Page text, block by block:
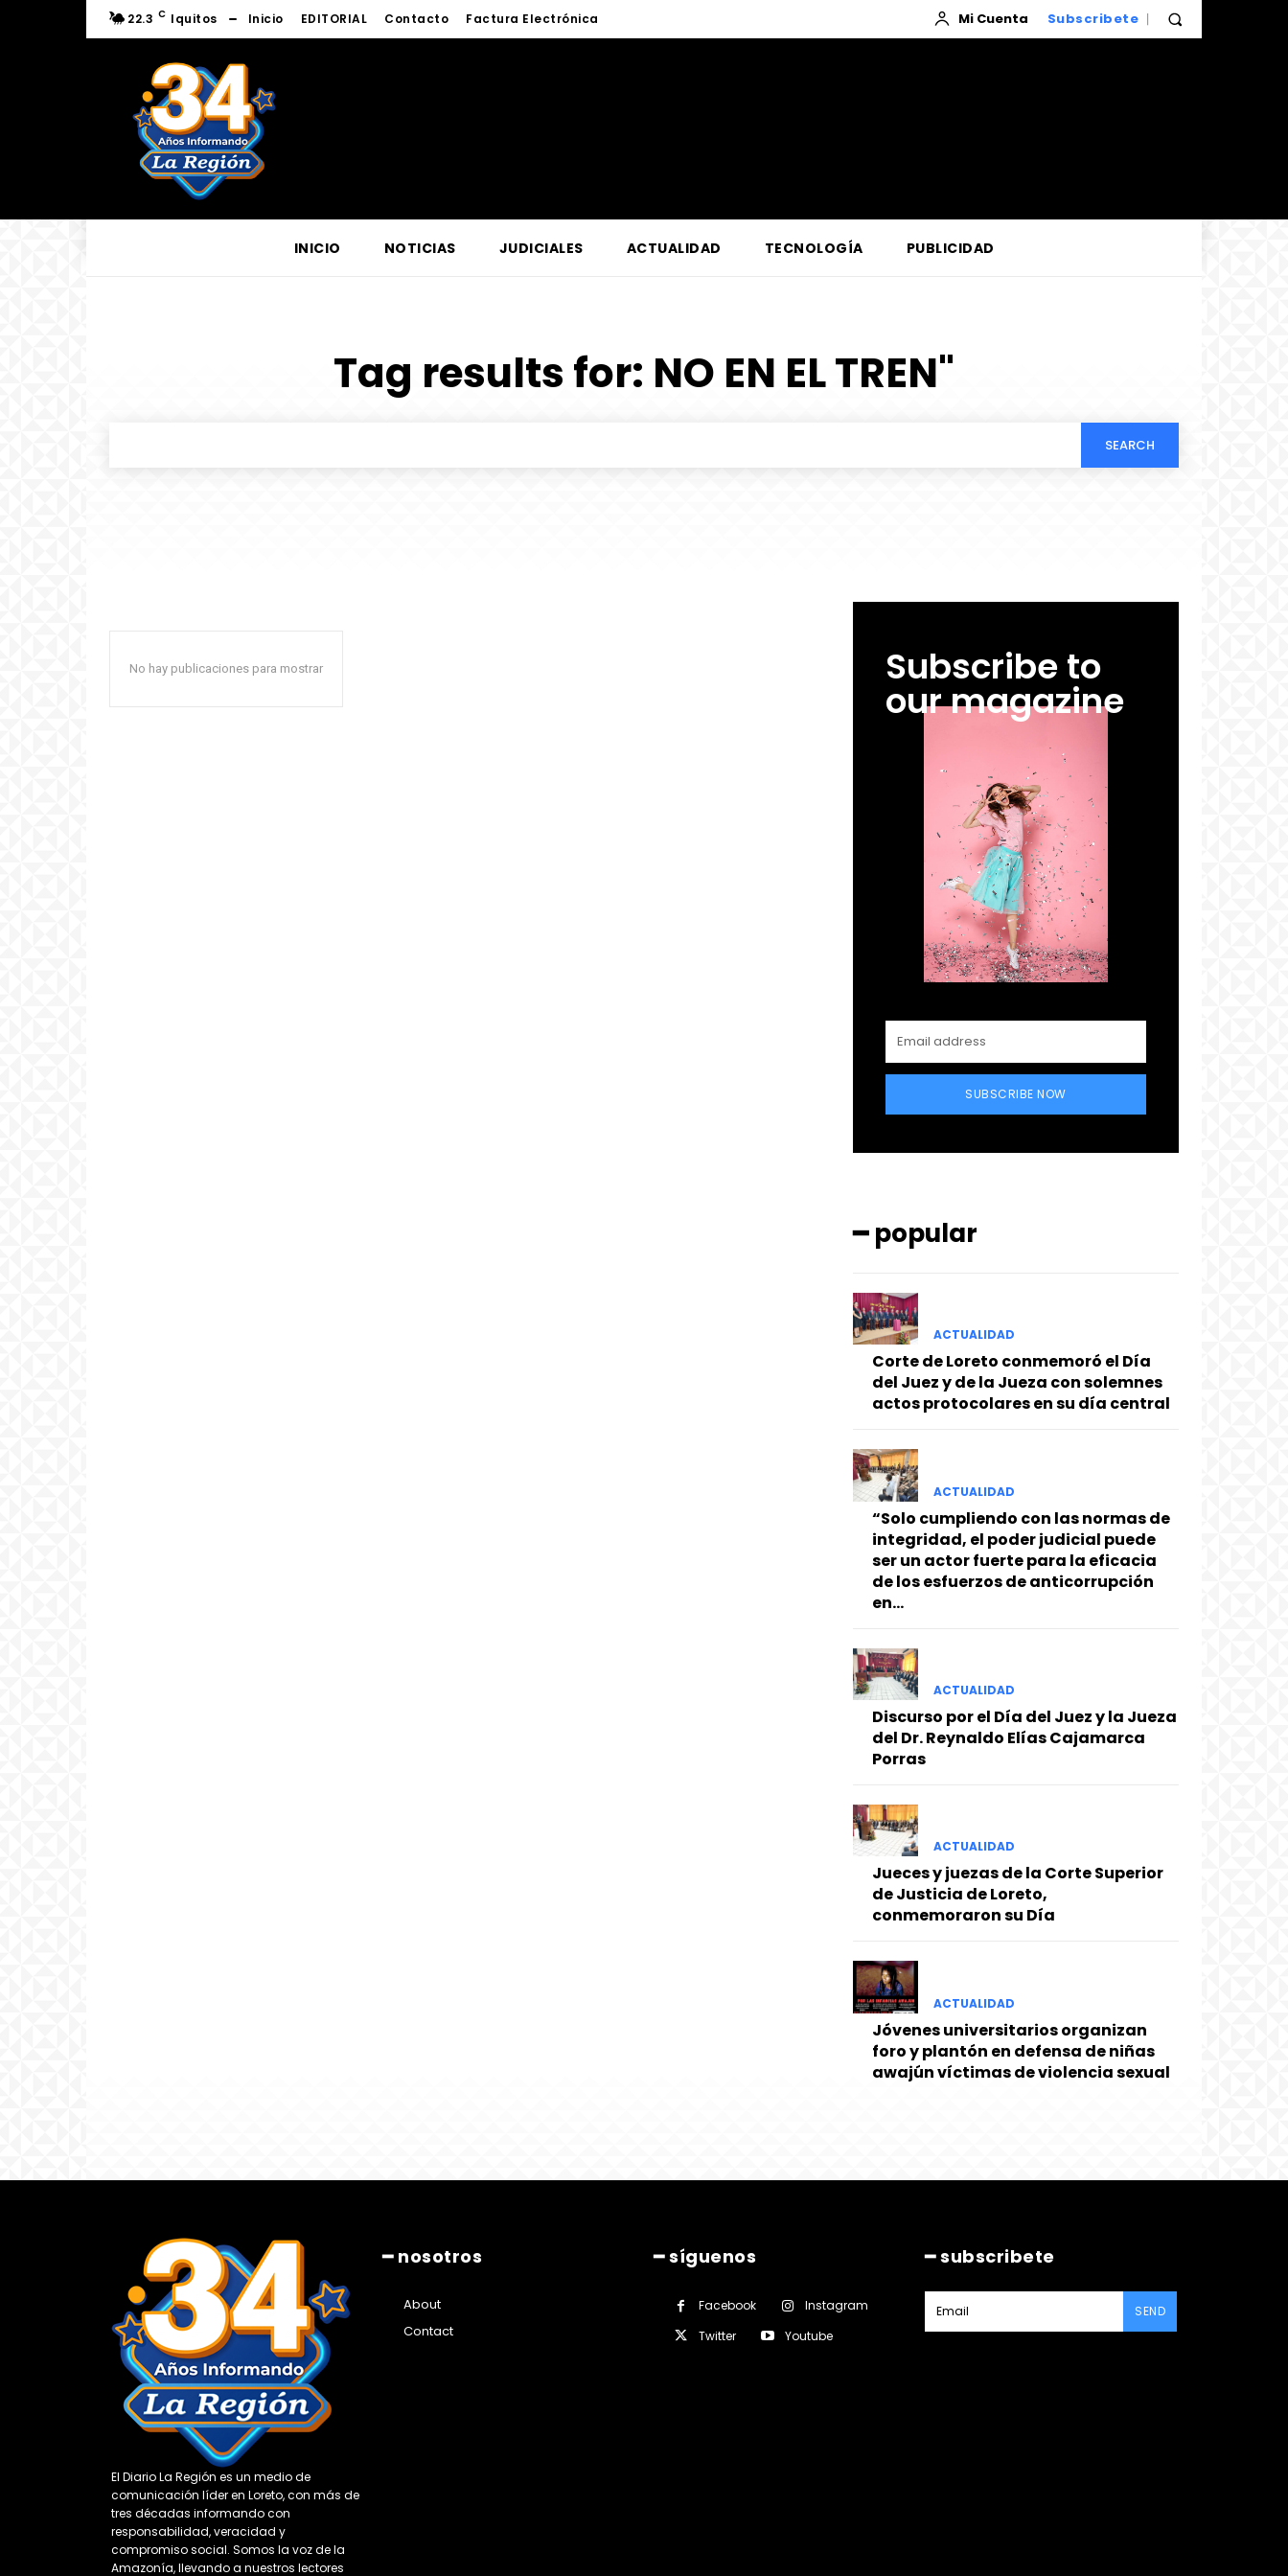
22.3 C Iquitos Inicio EDITORIAL Contacto Factura Electrónica Mi Cuenta Subscribete
INICIO NOTICIAS JUDICIALES ACTUALIDAD TECNOLOGÍA PUBLICIDAD
Tag results for: NO EN EL TREN"
SEARCH
No hay publicaciones para mostrar Subscribe to
our magazine
SUBSCRIBE NOW
━ popular
ACTUALIDAD
Corte de Loreto conmemoró el Día
del Juez y de la Jueza con solemnes
actos protocolares en su día central
ACTUALIDAD
“Solo cumpliendo con las normas de
integridad, el poder judicial puede
ser un actor fuerte para la eficacia
de los esfuerzos de anticorrupción
en...
ACTUALIDAD
Discurso por el Día del Juez y la Jueza
del Dr. Reynaldo Elías Cajamarca
Porras
ACTUALIDAD
Jueces y juezas de la Corte Superior
de Justicia de Loreto,
conmemoraron su Día
ACTUALIDAD
Jóvenes universitarios organizan
foro y plantón en defensa de niñas
awajún víctimas de violencia sexual
El Diario La Región es un medio de
comunicación líder en Loreto, con más de
tres décadas informando con
responsabilidad, veracidad y
compromiso social. Somos la voz de la
Amazonía, llevando a nuestros lectores
━ nosotros
About
Contact
━ síguenos
Facebook
Instagram
Twitter
Youtube
━ subscribete
SEND